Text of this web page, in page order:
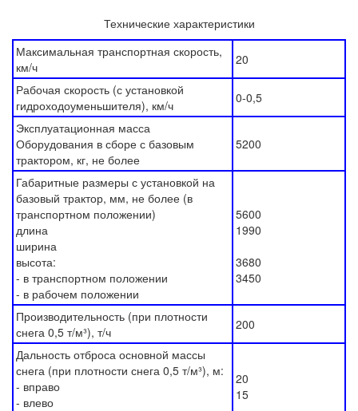
Технические характеристики
Максимальная транспортная скорость,
км/ч
20
Рабочая скорость (с установкой
гидроходоуменьшителя), км/ч
0-0,5
Эксплуатационная масса
Оборудования в сборе с базовым
трактором, кг, не более
5200
Габаритные размеры с установкой на
базовый трактор, мм, не более (в
транспортном положении)
длина
ширина
высота:
- в транспортном положении
- в рабочем положении
5600
1990
3680
3450
Производительность (при плотности
снега 0,5 т/м³), т/ч
200
Дальность отброса основной массы
снега (при плотности снега 0,5 т/м³), м:
- вправо
- влево
20
15